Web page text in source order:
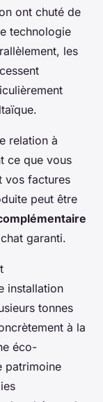
ont chuté de
technologie
les
relation à
ce que vous
vos factures
peut être
garanti.
installation
tonnes
à la
éco-
patrimoine